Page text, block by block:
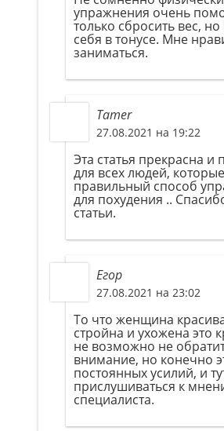
упражнения очень
только сбросить вес,
себя в тонусе. Мне
заниматься.
Tamer
27.08.2021 на 19:22
Эта статья прекрасна и
для всех людей,
правильный способ
для похудения ..
статьи.
Егор
27.08.2021 на 23:02
То что женщина
стройна и ухожена это
не возможно не
внимание, но конечно
постоянных усилий, и
прислушиваться к
специалиста.